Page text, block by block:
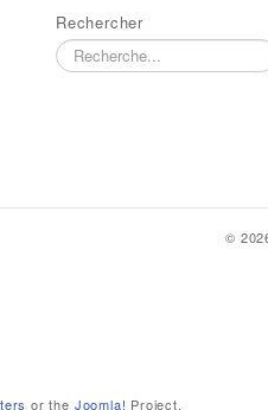
Rechercher
©
or the Joomla! Project.